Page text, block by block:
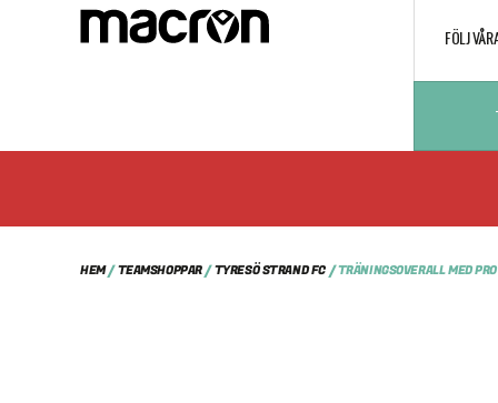
FÖLJ
HEM/TEAMSHOPPAR/TYRESÖ STRAND FC/ TRÄNINGSOVERALL MED